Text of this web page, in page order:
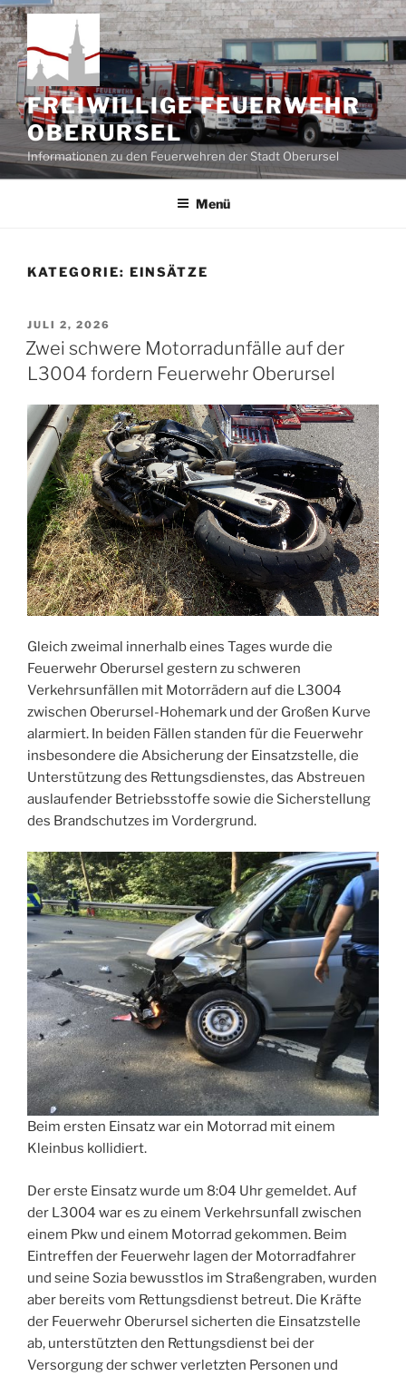
Zum
Inhalt
springen
FREIWILLIGE FEUERWEHR
OBERURSEL
Informationen zu den Feuerwehren der Stadt Oberursel
Menü
KATEGORIE: EINSÄTZE
VERÖFFENTLICHT
AM
JULI 2, 2026
Zwei schwere Motorradunfälle auf der
L3004 fordern Feuerwehr Oberursel
Gleich zweimal innerhalb eines Tages wurde die
Feuerwehr Oberursel gestern zu schweren
Verkehrsunfällen mit Motorrädern auf die L3004
zwischen Oberursel-Hohemark und der Großen Kurve
alarmiert. In beiden Fällen standen für die Feuerwehr
insbesondere die Absicherung der Einsatzstelle, die
Unterstützung des Rettungsdienstes, das Abstreuen
auslaufender Betriebsstoffe sowie die Sicherstellung
des Brandschutzes im Vordergrund.
Beim ersten Einsatz war ein Motorrad mit einem
Kleinbus kollidiert.
Der erste Einsatz wurde um 8:04 Uhr gemeldet. Auf
der L3004 war es zu einem Verkehrsunfall zwischen
einem Pkw und einem Motorrad gekommen. Beim
Eintreffen der Feuerwehr lagen der Motorradfahrer
und seine Sozia bewusstlos im Straßengraben, wurden
aber bereits vom Rettungsdienst betreut. Die Kräfte
der Feuerwehr Oberursel sicherten die Einsatzstelle
ab, unterstützten den Rettungsdienst bei der
Versorgung der schwer verletzten Personen und